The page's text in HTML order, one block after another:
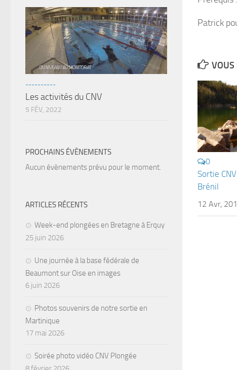
Patrick
VOUS
0
Sortie
Brénil
12 Avr,
----------
Les activités du CNV
5 FÉV, 2022
PROCHAINS ÉVÈNEMENTS
Aucun évènements prévu pour le moment.
ARTICLES RÉCENTS
Week-end plongées en Bretagne à Erquy
25 juin 2026
Une journée à la base fédérale de
Beaumont sur Oise en images
6 juin 2026
Photos souvenirs de notre sortie en
Martinique
17 mai 2026
Soirée photo vidéo CNV Plongée